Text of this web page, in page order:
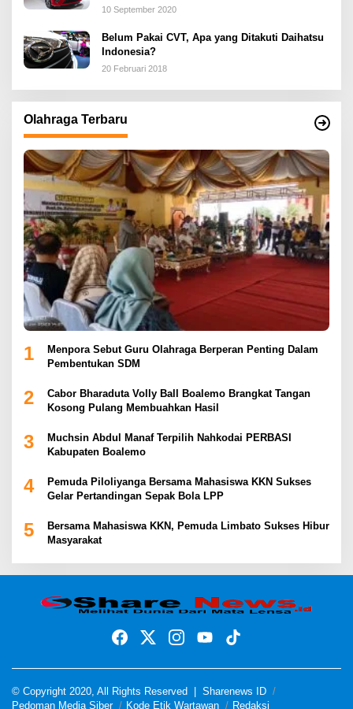
10 September 2020
Belum Pakai CVT, Apa yang Ditakuti Daihatsu
Indonesia?
20 Februari 2018
Olahraga Terbaru
1
Menpora Sebut Guru Olahraga Berperan Penting Dalam
Pembentukan SDM
2
Cabor Bharaduta Volly Ball Boalemo Brangkat Tangan
Kosong Pulang Membuahkan Hasil
3
Muchsin Abdul Manaf Terpilih Nahkodai PERBASI
Kabupaten Boalemo
4
Pemuda Piloliyanga Bersama Mahasiswa KKN Sukses
Gelar Pertandingan Sepak Bola LPP
5
Bersama Mahasiswa KKN, Pemuda Limbato Sukses Hibur
Masyarakat
© Copyright 2020, All Rights Reserved | Sharenews ID
Pedoman Media Siber
Kode Etik Wartawan Redaksi